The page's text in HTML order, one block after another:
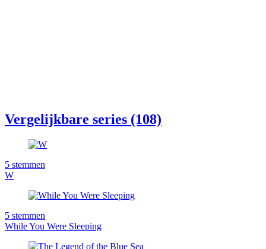
Vergelijkbare series (108)
5 stemmen
W
5 stemmen
While You Were Sleeping